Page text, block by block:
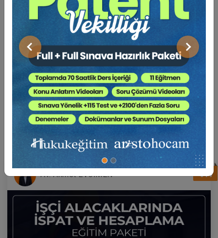
Önceki Sonraki
Tüketici Hukuku Enstitüsü
Miras Hukuku - 2 - IV. Medeni Hukuk
Kongresi - X. Oturum
360 TL Sepete Ekle
Tüketici Hukuku Enstitüsü
BENZER EĞITIMLER
Süper Abone Ol: Sadece 1290 TL / Aylık
%17
Av. Ahmet EVCİMEN